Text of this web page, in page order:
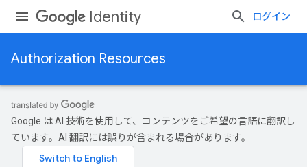
Identity ログイン
Authorization Resources
Google は AI 技術を使用して、コンテンツをご希望の言語に翻訳し
ています。AI 翻訳には誤りが含まれる場合があります。